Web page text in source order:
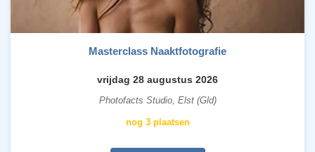
Masterclass Naaktfotografie
vrijdag 28 augustus 2026
Photofacts Studio, Elst (Gld)
nog 3 plaatsen